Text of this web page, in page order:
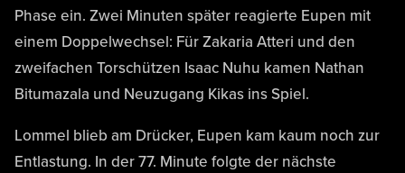
Phase ein. Zwei Minuten später reagierte Eupen mit
einem Doppelwechsel: Für Zakaria Atteri und den
zweifachen Torschützen Isaac Nuhu kamen Nathan
Bitumazala und Neuzugang Kikas ins Spiel.
Lommel blieb am Drücker, Eupen kam kaum noch zur
Entlastung. In der 77. Minute folgte der nächste